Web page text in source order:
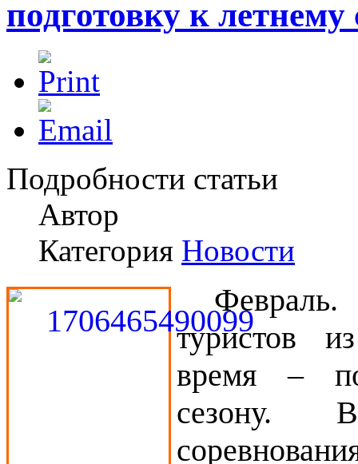
подготовку к летнему
Подробности статьи
Автор
Категория Новости
туристов
время –
сезону.